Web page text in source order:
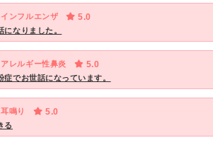
ンフルエンザ 5.0
なりました。
レルギー性鼻炎 5.0
症でお世話になっています。
鳴り 5.0
る